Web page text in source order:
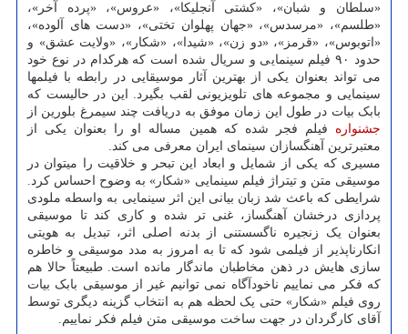
«سلطان و شبان»، «کشتی آنجلیکا»، «عروس»، «پرده آخر»،
«طلسم»، «مرسدس»، «جهان پهلوان تختی»، «دست های آلوده»،
«اتوبوس»، «قرمز»، «دو زن»، «شیدا»، «شکار»، «ولایت عشق» و
حدود ۹۰ فیلم سینمایی و سریال شده است که هرکدام در نوع خود
می تواند بعنوان یکی از بهترین آثار موسیقایی در رابطه با فیلمها
سینمایی و مجموعه های تلویزیونی لقب بگیرد. این در حالیست که
بابک بیات در طول این زمان موفق به دریافت چند سیمرغ بلورین از
جشنواره فیلم فجر شده که همین مساله او را بعنوان یکی از
معتبرترین آهنگسازان سینمای ایران معرفی می کند.
مسیری که یکی از شمایل و ابعاد این تبحر و خلاقیت را میتوان در
موسیقی متن و تیتراژ فیلم سینمایی «شکار» به وضوح احساس کرد.
شرایطی که باعث شد زبان بیانی این اثر سینمایی به واسطه ملودی
پردازی درخشان آهنگساز، غنی تر شده و کاری کند تا موسیقی
بعنوان یک زنجیره ناگسستنی از بدنه اصلی اثر، تبدیل به هویتی
انکارناپذیر از فیلمی شود که تا به امروز به مدد موسیقی و خاطره
سازی هایش در ذهن مخاطبان ماندگار مانده است. طبیعتاً حالا هم
که فکر می نماییم ناخودآگاه نمی توانیم غیر از موسیقی بابک بیات
روی فیلم «شکار» حتی یک لحظه هم به انتخاب گزینه دیگری توسط
آقای کارگردان در جهت ساخت موسیقی متن فیلم فکر نماییم.